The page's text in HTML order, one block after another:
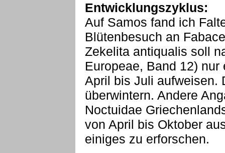
Entwicklungszyklus:
Auf Samos fand ich
Blütenbesuch an
Zekelita antiqualis soll
Europeae, Band 12)
April bis Juli aufweisen.
überwintern. Andere
Noctuidae
von April bis Oktober
einiges zu erforschen.